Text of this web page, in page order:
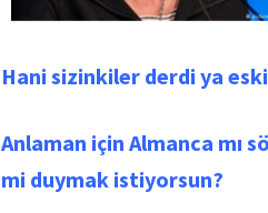
Hani sizinkiler derdi ya
Anlaman için Almanca mı
mi duymak istiyorsun?